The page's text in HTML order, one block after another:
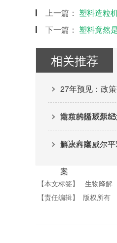
上一篇： 塑料造粒
下一篇： 塑料竟然
相关推荐
27年预见：政
造粒的循环新
南京科隆威尔
解决方案。
南京科隆威尔
案
【本文标签】 生物降解
【责任编辑】
版权所有